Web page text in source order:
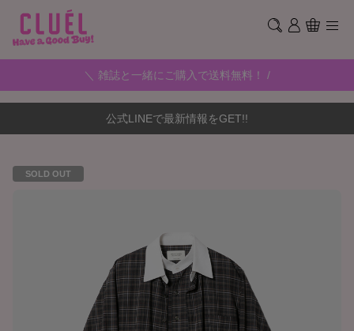
＼ 雑誌と一緒にご購入で送料無料！ /
公式LINEで最新情報をGET!!
SOLD OUT